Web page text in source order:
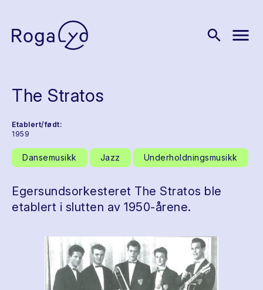
search menu
The Stratos
Etablert/født:
1959
Dansemusikk Jazz Underholdningsmusikk
Egersundsorkesteret The Stratos ble
etablert i slutten av 1950-årene.